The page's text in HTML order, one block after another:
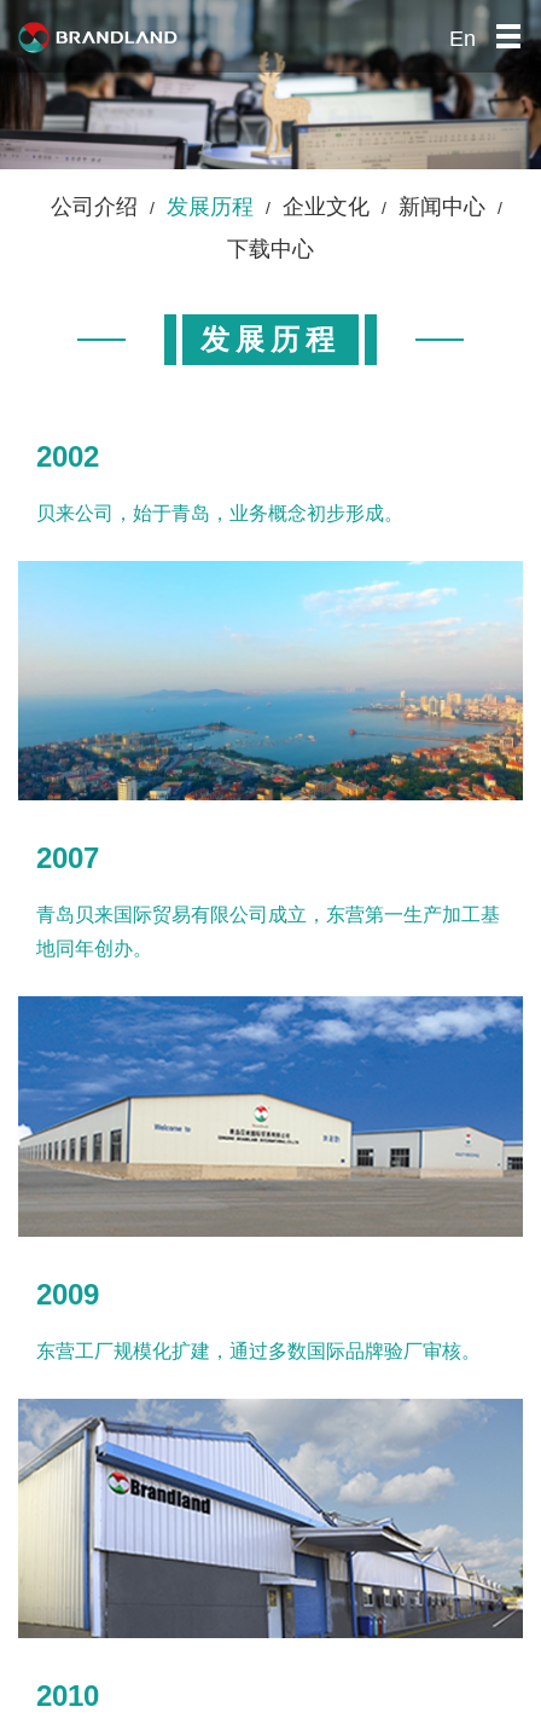
首页
关于我们
招贤纳士
联系我们
En
公司介绍 / 发展历程 / 企业文化 / 新闻中心 /
下载中心
发展历程
2002
贝来公司，始于青岛，业务概念初步形成。
2007
青岛贝来国际贸易有限公司成立，东营第一生产加工基
地同年创办。
2009
东营工厂规模化扩建，通过多数国际品牌验厂审核。
2010